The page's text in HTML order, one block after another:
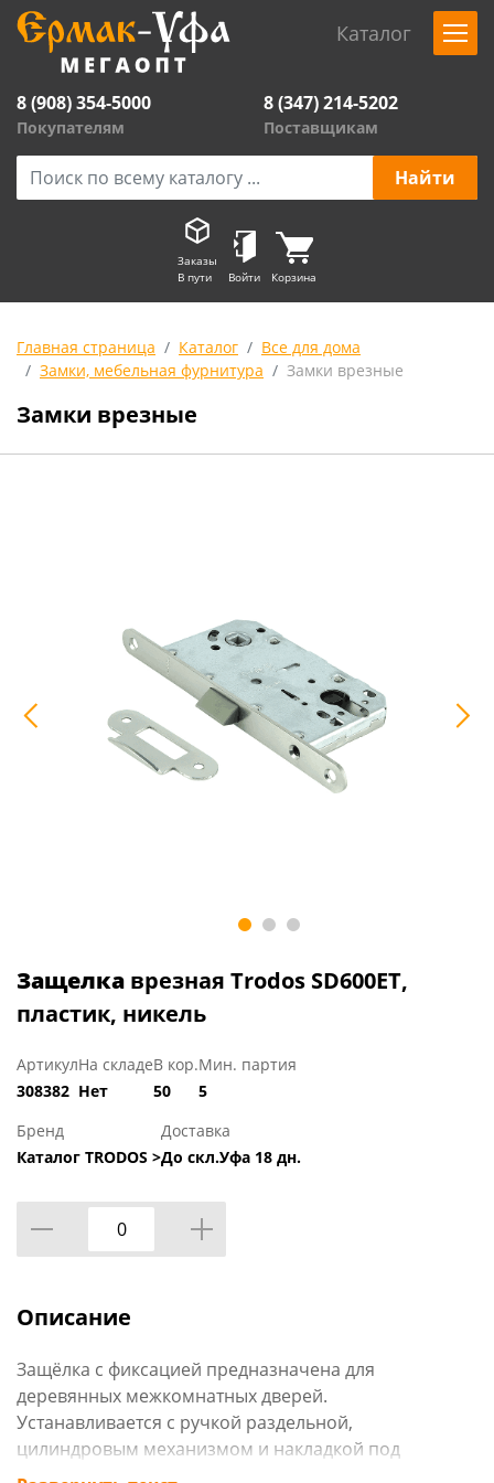
Каталог
8 (908) 354-5000
Покупателям
8 (347) 214-5202
Поставщикам
Заказы
В пути
Войти Корзина
Главная страница Каталог
Все для дома
Замки, мебельная фурнитура
Замки врезные
Замки врезные
Защелка врезная Trodos SD600ET,
пластик, никель
Артикул
308382
На складе
Нет
В кор.
50
Мин. партия
5
Бренд
Каталог TRODOS >
Доставка
До скл.Уфа 18 дн.
Описание
Защёлка с фиксацией предназначена для
деревянных межкомнатных дверей.
Устанавливается с ручкой раздельной,
цилиндровым механизмом и накладкой под
цилиндр.